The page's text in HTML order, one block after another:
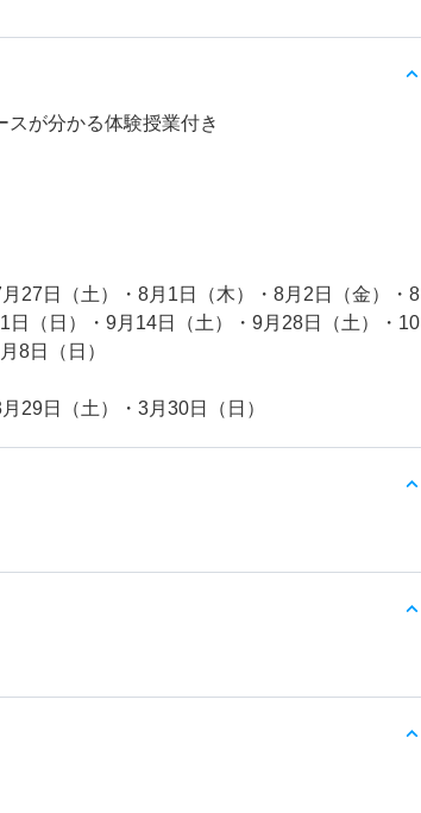
が分かる体験授業付き
27日（土）・8月1日（木）・8月2日（金）・8
（日）・9月14日（土）・9月28日（土）・10
8日（日）
29日（土）・3月30日（日）